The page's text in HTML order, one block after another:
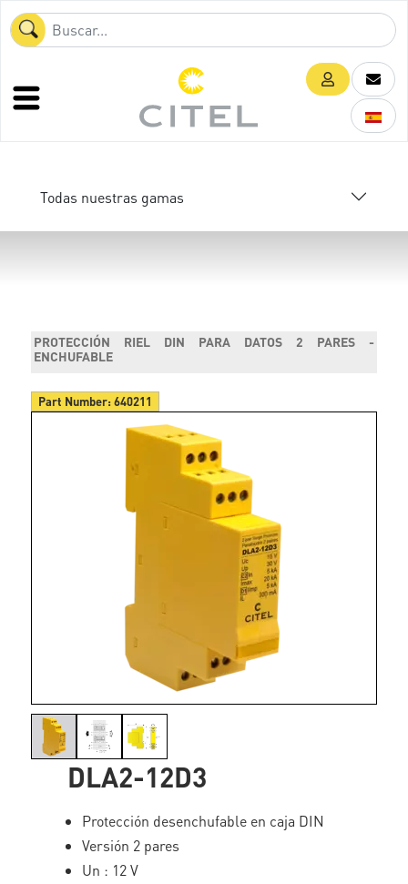
Todas nuestras gamas
PROTECCIÓN RIEL DIN PARA DATOS 2 PARES -
ENCHUFABLE
Part Number:640211
DLA2-12D3
Protección desenchufable en caja DIN
Versión 2 pares
Un : 12 V